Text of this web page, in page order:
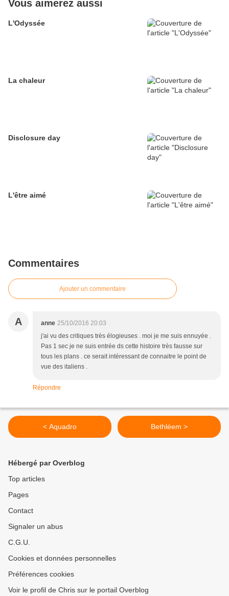
Vous aimerez aussi
L'Odyssée
La chaleur
Disclosure day
L'être aimé
Commentaires
Ajouter un commentaire
A anne 25/10/2016 20:03
j'ai vu des critiques très élogieuses . moi je me suis ennuyée .
Pas 1 sec je ne suis entrée ds cette histoire très fausse sur
tous les plans . ce serait intéressant de connaitre le point de
vue des italiens .
Répondre
< Aquadro Bethléem >
Hébergé par Overblog
Top articles
Pages
Contact
Signaler un abus
C.G.U.
Cookies et données personnelles
Préférences cookies
Voir le profil de Chris sur le portail Overblog